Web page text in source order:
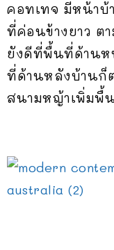
คอทเทจ มีหน้าบ้
ที่ค่อนข้างยาว ต
ยังดีที่พื้นที่ด้านห
ที่ด้านหลังบ้านก็
สนามหญ้าเพิ่มพื้